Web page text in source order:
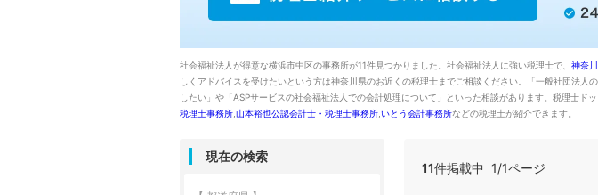
社会福祉法人が得意な横浜市中区の事務所が11件見つかりました。社会福祉法人に強い税理士で、 神奈
しくアドバイスを受けたいという方は神奈川県のお近くの税理士までご相談ください。「一般社団法
したい」や「ASPサービスの社会福祉法人での会計処理について」といった相談があります。税理士ド
税理士事務所 山本裕也公認会計士・税理士事務所 いとう会計事務所などの税理士が紹介できます。
11件掲載中 1/1ページ
現在の検索